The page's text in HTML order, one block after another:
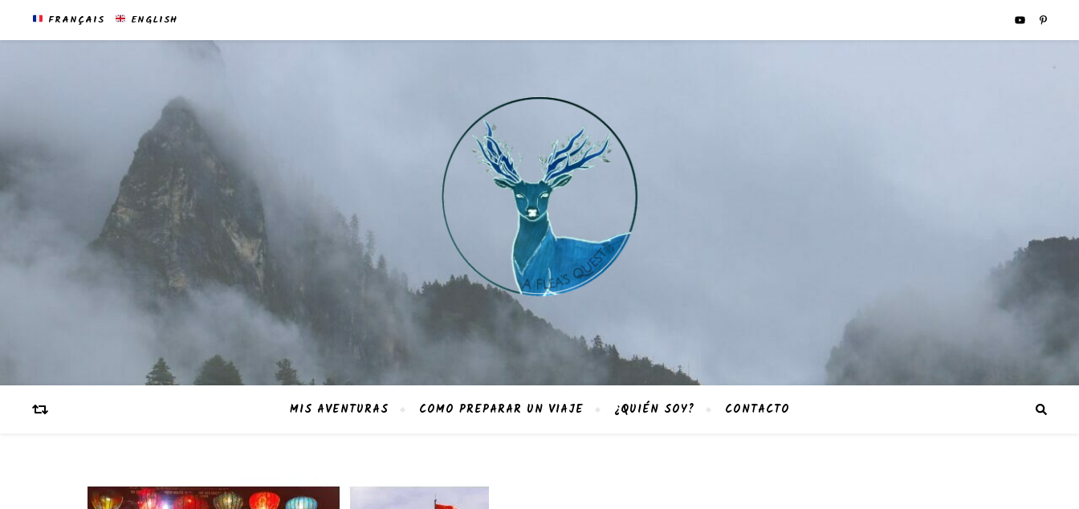
FRANÇAIS ENGLISH
MIS AVENTURAS COMO PREPARAR UN VIAJE ¿QUIÉN SOY? CONTACTO